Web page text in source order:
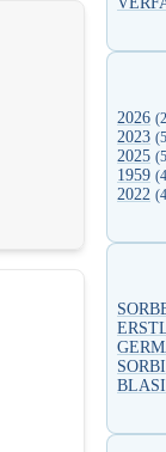
2026
2023
2025
1959
2022